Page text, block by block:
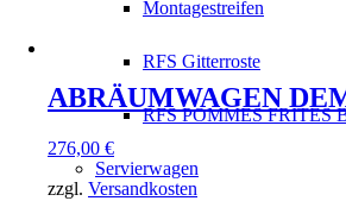
Montagestreifen
RFS Gitterroste
RFS POMMES FRITES
Servierwagen
ABRÄUMWAGEN
276,00 €
zzgl. Versandkosten